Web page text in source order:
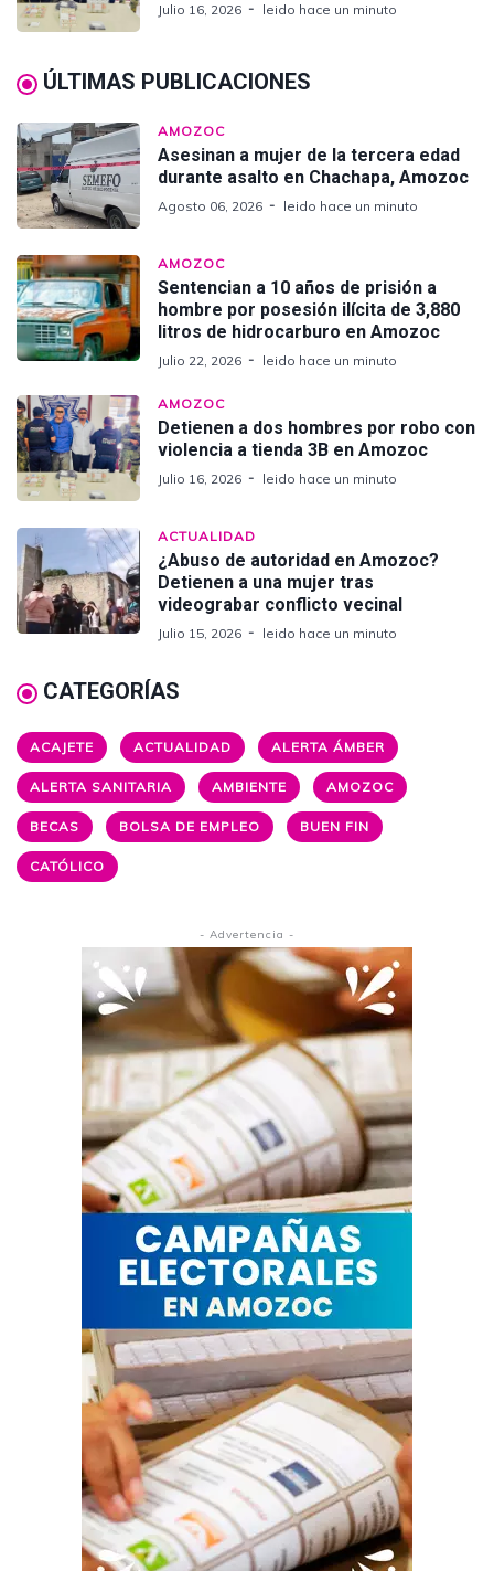
Julio 16, 2026 leido hace un minuto
ÚLTIMAS PUBLICACIONES
AMOZOC
Asesinan a mujer de la tercera edad
durante asalto en Chachapa, Amozoc
Agosto 06, 2026 leido hace un minuto
AMOZOC
Sentencian a 10 años de prisión a
hombre por posesión ilícita de 3,880
litros de hidrocarburo en Amozoc
Julio 22, 2026 leido hace un minuto
AMOZOC
Detienen a dos hombres por robo con
violencia a tienda 3B en Amozoc
Julio 16, 2026 leido hace un minuto
ACTUALIDAD
¿Abuso de autoridad en Amozoc?
Detienen a una mujer tras
videograbar conflicto vecinal
Julio 15, 2026 leido hace un minuto
CATEGORÍAS
ACAJETE ACTUALIDAD ALERTA ÁMBER
ALERTA SANITARIA AMBIENTE AMOZOC
BECAS BOLSA DE EMPLEO BUEN FIN
CATÓLICO
- Advertencia -